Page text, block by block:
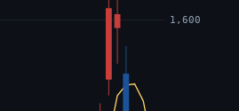
1,600